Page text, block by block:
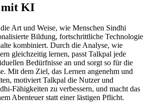
mit KI
Art und Weise, wie Menschen Sindhi
Bildung, fortschrittliche Technologie
kombiniert. Durch die Analyse, wie
gleichzeitig lernen, passt Talkpal jede
Bedürfnisse an und sorgt so für die
Mit dem Ziel, das Lernen angenehm und
motiviert Talkpal die Nutzer und
Fähigkeiten zu verbessern, und macht das
Abenteuer statt einer lästigen Pflicht.